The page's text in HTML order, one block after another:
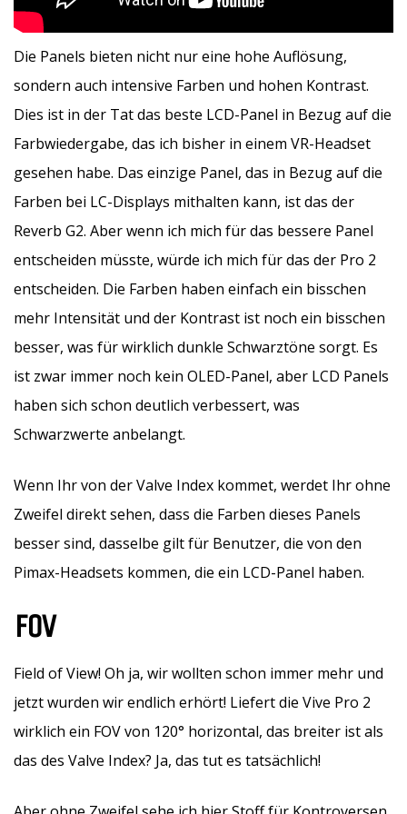
Die Panels bieten nicht nur eine hohe Auflösung,
sondern auch intensive Farben und hohen Kontrast.
Dies ist in der Tat das beste LCD-Panel in Bezug auf die
Farbwiedergabe, das ich bisher in einem VR-Headset
gesehen habe. Das einzige Panel, das in Bezug auf die
Farben bei LC-Displays mithalten kann, ist das der
Reverb G2. Aber wenn ich mich für das bessere Panel
entscheiden müsste, würde ich mich für das der Pro 2
entscheiden. Die Farben haben einfach ein bisschen
mehr Intensität und der Kontrast ist noch ein bisschen
besser, was für wirklich dunkle Schwarztöne sorgt. Es
ist zwar immer noch kein OLED-Panel, aber LCD Panels
haben sich schon deutlich verbessert, was
Schwarzwerte anbelangt.
Wenn Ihr von der Valve Index kommet, werdet Ihr ohne
Zweifel direkt sehen, dass die Farben dieses Panels
besser sind, dasselbe gilt für Benutzer, die von den
Pimax-Headsets kommen, die ein LCD-Panel haben.
FOV
Field of View! Oh ja, wir wollten schon immer mehr und
jetzt wurden wir endlich erhört! Liefert die Vive Pro 2
wirklich ein FOV von 120° horizontal, das breiter ist als
das des Valve Index? Ja, das tut es tatsächlich!